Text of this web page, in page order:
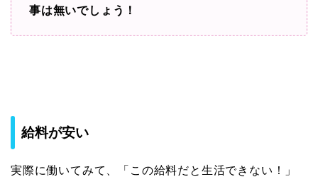
事は無いでしょう！
給料が安い
実際に働いてみて、「この給料だと生活できない！」